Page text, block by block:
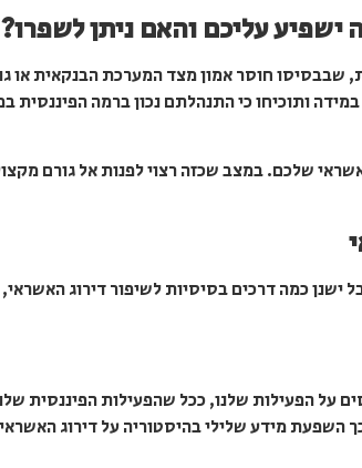
ישפיע עליכם והאם ניתן לשפרו?
שבבסיסו חוסר אמון מצד המערכת הבנקאית או
שלכם. במצב שכזה רצוי לפנות אל גורם
ישנן כמה דרכים בסיסיות לשיפור דירוג
על הפעילות שלנו, ככל שהפעילות הפיננסית
השפעת מידע שלילי בהיסטוריה על דירוג